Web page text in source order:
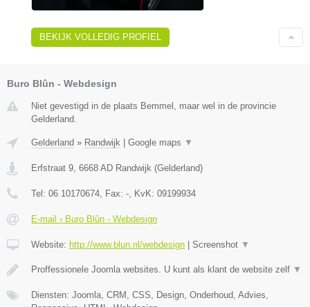
BEKIJK VOLLEDIG PROFIEL
Buro Blûn - Webdesign
Niet gevestigd in de plaats Bemmel, maar wel in de provincie
Gelderland.
Gelderland » Randwijk | Google maps ▼
Erfstraat 9 6668 AD Randwijk (Gelderland)
Tel: 06 10170674 , Fax: - , KvK: 09199934
E-mail › Buro Blûn - Webdesign
Website: http://www.blun.nl/webdesign | Screenshot ▼
Proffessionele Joomla websites. U kunt als klant de website zelf ▼
Diensten: Joomla, CRM, CSS, Design, Onderhoud, Advies,